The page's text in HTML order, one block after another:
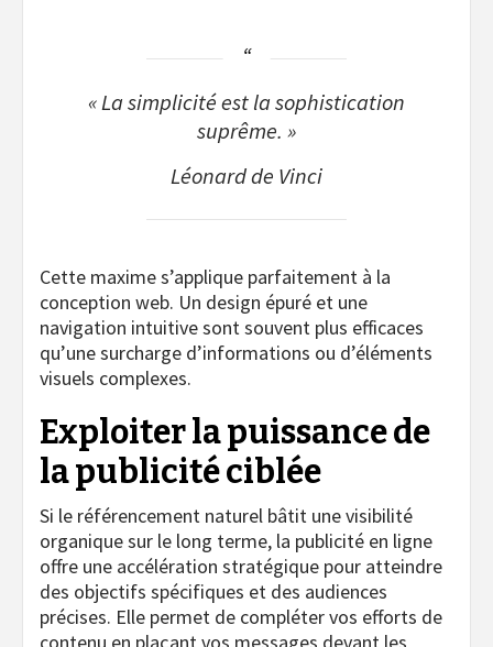
« La simplicité est la sophistication
suprême. »
Léonard de Vinci
Cette maxime s’applique parfaitement à la
conception web. Un design épuré et une
navigation intuitive sont souvent plus efficaces
qu’une surcharge d’informations ou d’éléments
visuels complexes.
Exploiter la puissance de
la publicité ciblée
Si le référencement naturel bâtit une visibilité
organique sur le long terme, la publicité en ligne
offre une accélération stratégique pour atteindre
des objectifs spécifiques et des audiences
précises. Elle permet de compléter vos efforts de